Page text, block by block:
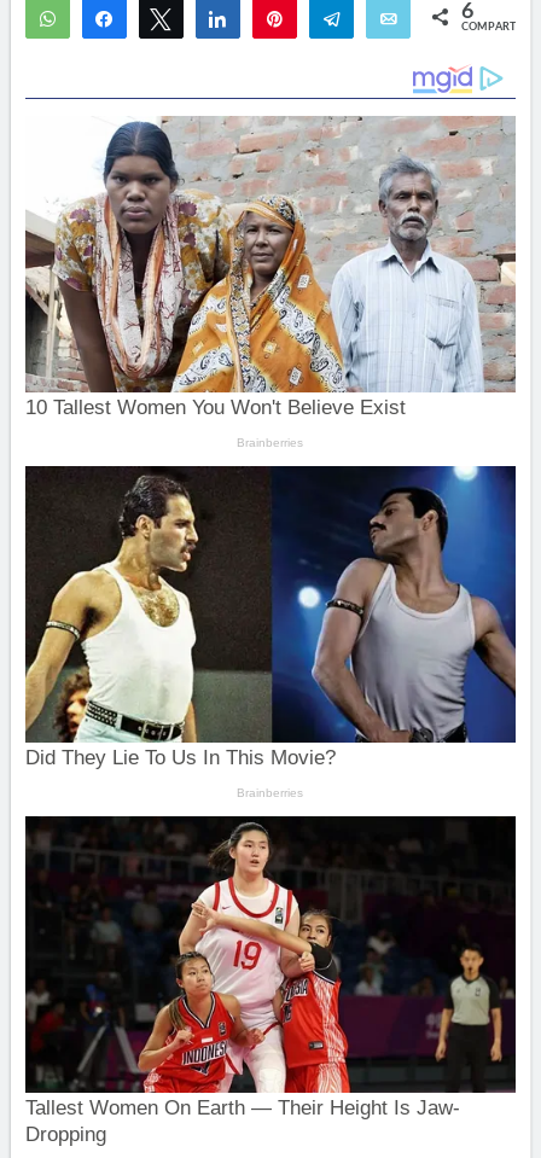
WhatsAppCompartirTwittear Compartir Telegram Email 6
COMPARTIR